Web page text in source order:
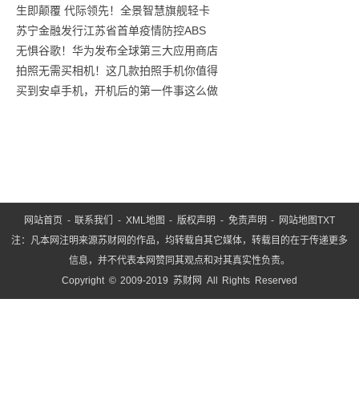
学下的
生即颠覆 代际领先！全景智慧旗舰轻卡
苏宁金融发行江苏省首单疫情防控ABS
无惧谷歌！华为发布全球第三大应用商店
拍照无需买相机！这几款拍照手机你值得
买到安卓手机，开机后的第一件事这么做
网站首页 -联系我们 - XML地图 -版权声明 - 免责声明 - 网站地图TXT
注：凡本网注明来源苏财网的作品，均转载自其它媒体，转载目的在于传递更多
信息，并不代表本网赞同其观点和对其真实性负责。
Copyright © 2009-2019 苏财网 All Rights Reserved